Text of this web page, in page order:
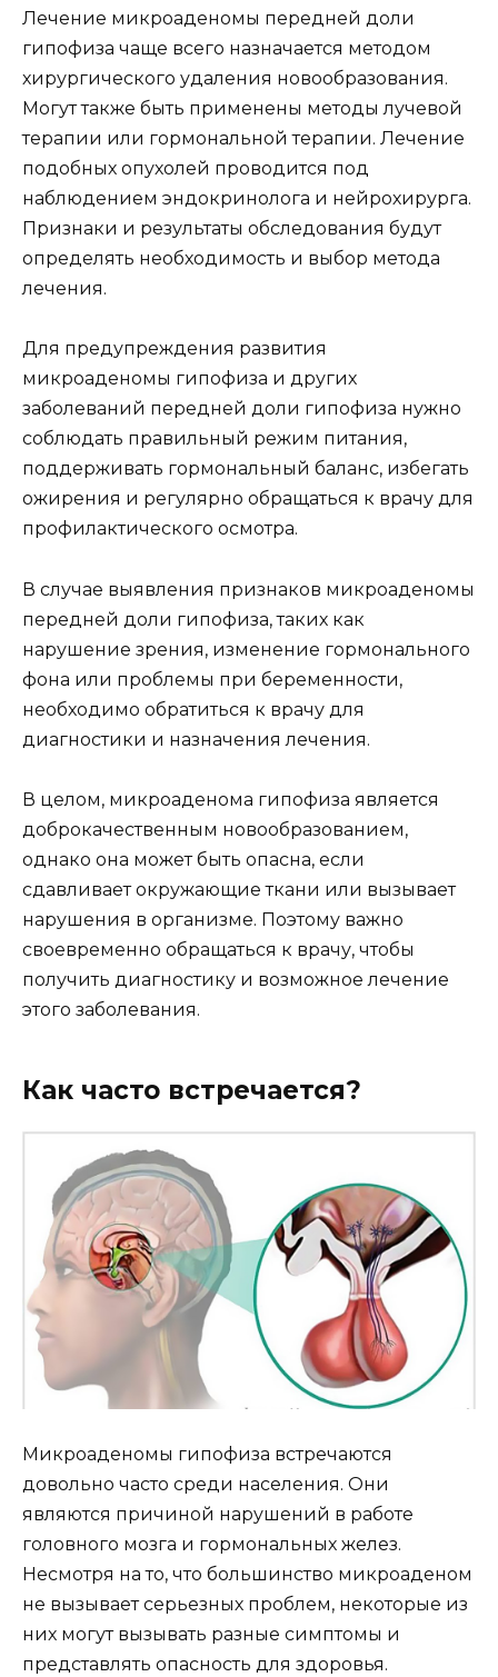
Лечение микроаденомы передней доли
гипофиза чаще всего назначается методом
хирургического удаления новообразования.
Могут также быть применены методы лучевой
терапии или гормональной терапии. Лечение
подобных опухолей проводится под
наблюдением эндокринолога и нейрохирурга.
Признаки и результаты обследования будут
определять необходимость и выбор метода
лечения.
Для предупреждения развития
микроаденомы гипофиза и других
заболеваний передней доли гипофиза нужно
соблюдать правильный режим питания,
поддерживать гормональный баланс, избегать
ожирения и регулярно обращаться к врачу для
профилактического осмотра.
В случае выявления признаков микроаденомы
передней доли гипофиза, таких как
нарушение зрения, изменение гормонального
фона или проблемы при беременности,
необходимо обратиться к врачу для
диагностики и назначения лечения.
В целом, микроаденома гипофиза является
доброкачественным новообразованием,
однако она может быть опасна, если
сдавливает окружающие ткани или вызывает
нарушения в организме. Поэтому важно
своевременно обращаться к врачу, чтобы
получить диагностику и возможное лечение
этого заболевания.
Как часто встречается?
Микроаденомы гипофиза встречаются
довольно часто среди населения. Они
являются причиной нарушений в работе
головного мозга и гормональных желез.
Несмотря на то, что большинство микроаденом
не вызывает серьезных проблем, некоторые из
них могут вызывать разные симптомы и
представлять опасность для здоровья.